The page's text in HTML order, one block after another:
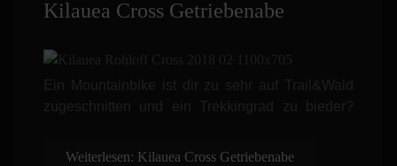
Kilauea Cross Getriebenabe
Ein Mountainbike ist dir zu sehr auf Trail&Wald
zugeschnitten und ein Trekkingrad zu bieder?
guten Rolleigenschaften auf der Strasse und
Weiterlesen: Kilauea Cross Getriebenabe